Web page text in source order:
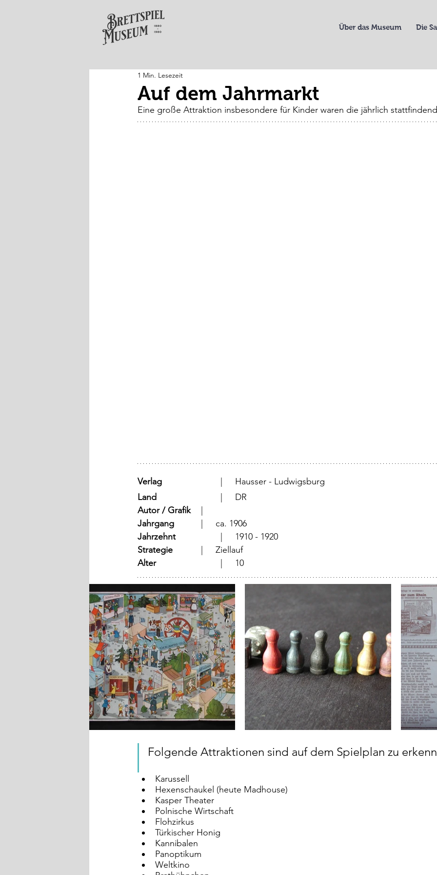
Über das Museum Die
Auf dem Jahrmarkt
1 Min. Lesezeit
Eine große Attraktion insbesondere für Kinder waren die jährlich
Verlag
			  |	Hausser - Ludwigsburg
Land
			  |	DR
Autor / Grafik
Jahrgang
		  |	ca. 1906
Jahrzehnt
		  |	1910 - 1920
Strategie
		  |	Ziellauf
Alter
			  |	10
Folgende Attraktionen sind auf dem Spielplan zu
Karussell
Hexenschaukel (heute Madhouse)
Kasper Theater
Polnische Wirtschaft
Flohzirkus
Türkischer Honig
Kannibalen
Panoptikum
Weltkino